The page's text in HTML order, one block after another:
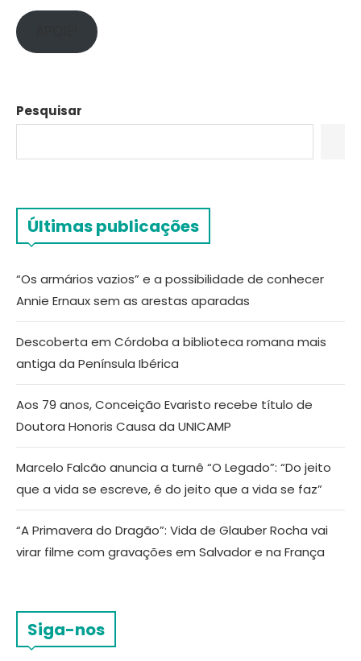
Pesquisar
Últimas publicações
“Os armários vazios” e a possibilidade de conhecer
Annie Ernaux sem as arestas aparadas
Descoberta em Córdoba a biblioteca romana mais
antiga da Península Ibérica
Aos 79 anos, Conceição Evaristo recebe título de
Doutora Honoris Causa da UNICAMP
Marcelo Falcão anuncia a turnê “O Legado”: “Do jeito
que a vida se escreve, é do jeito que a vida se faz”
“A Primavera do Dragão”: Vida de Glauber Rocha vai
virar filme com gravações em Salvador e na França
Siga-nos